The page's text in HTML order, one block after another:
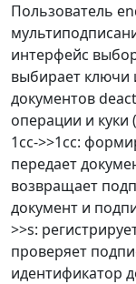
Пользователь
интерфейс
выбирает ключи
документов
операции и куки
1cc->>1cc:
передает
возвращает
документ и
>>s:
проверяет
идентификатор